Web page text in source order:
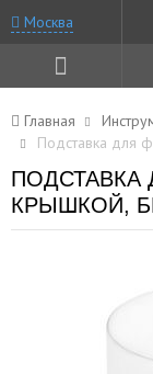
Москва
Главная
Подставка для
ПОДСТАВКА
КРЫШКОЙ,